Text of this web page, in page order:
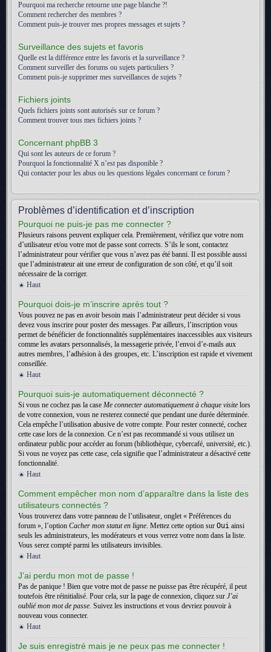
Pourquoi ma recherche retourne une page blanche ?!
Comment rechercher des membres ?
Comment puis-je trouver mes propres messages et sujets ?
Surveillance des sujets et favoris
Quelle est la différence entre les favoris et la surveillance ?
Comment surveiller des forums ou sujets particuliers ?
Comment puis-je supprimer mes surveillances de sujets ?
Fichiers joints
Quels fichiers joints sont autorisés sur ce forum ?
Comment trouver tous mes fichiers joints ?
Concernant phpBB 3
Qui sont les auteurs de ce forum ?
Pourquoi la fonctionnalité X n’est pas disponible ?
Qui contacter pour les abus ou les questions légales concernant ce forum ?
Problèmes d’identification et d’inscription
Pourquoi ne puis-je pas me connecter ?
Plusieurs raisons peuvent expliquer cela. Premièrement, vérifiez que votre nom
d’utilisateur et/ou votre mot de passe sont corrects. S’ils le sont, contactez
l’administrateur pour vérifier que vous n’avez pas été banni. Il est possible aussi
que l’administrateur ait une erreur de configuration de son côté, et qu’il soit
nécessaire de la corriger.
Haut
Pourquoi dois-je m’inscrire après tout ?
Vous pouvez ne pas en avoir besoin mais l’administrateur peut décider si vous
devez vous inscrire pour poster des messages. Par ailleurs, l’inscription vous
permet de bénéficier de fonctionnalités supplémentaires inaccessibles aux visiteurs
comme les avatars personnalisés, la messagerie privée, l’envoi d’e-mails aux
autres membres, l’adhésion à des groupes, etc. L’inscription est rapide et vivement
conseillée.
Haut
Pourquoi suis-je automatiquement déconnecté ?
Si vous ne cochez pas la case Me connecter automatiquement à chaque visite lors
de votre connexion, vous ne resterez connecté que pendant une durée déterminée.
Cela empêche l’utilisation abusive de votre compte. Pour rester connecté, cochez
cette case lors de la connexion. Ce n’est pas recommandé si vous utilisez un
ordinateur public pour accéder au forum (bibliothèque, cybercafé, université, etc.).
Si vous ne voyez pas cette case, cela signifie que l’administrateur a désactivé cette
fonctionnalité.
Haut
Comment empêcher mon nom d’apparaître dans la liste des
utilisateurs connectés ?
Vous trouverez dans votre panneau de l’utilisateur, onglet « Préférences du
forum », l’option Cacher mon statut en ligne. Mettez cette option sur Oui ainsi
seuls les administrateurs, les modérateurs et vous verrez votre nom dans la liste.
Vous serez compté parmi les utilisateurs invisibles.
Haut
J’ai perdu mon mot de passe !
Pas de panique ! Bien que votre mot de passe ne puisse pas être récupéré, il peut
toutefois être réinitialisé. Pour cela, sur la page de connexion, cliquez sur J’ai
oublié mon mot de passe. Suivez les instructions et vous devriez pouvoir à
nouveau vous connecter.
Haut
Je suis enregistré mais je ne peux pas me connecter !